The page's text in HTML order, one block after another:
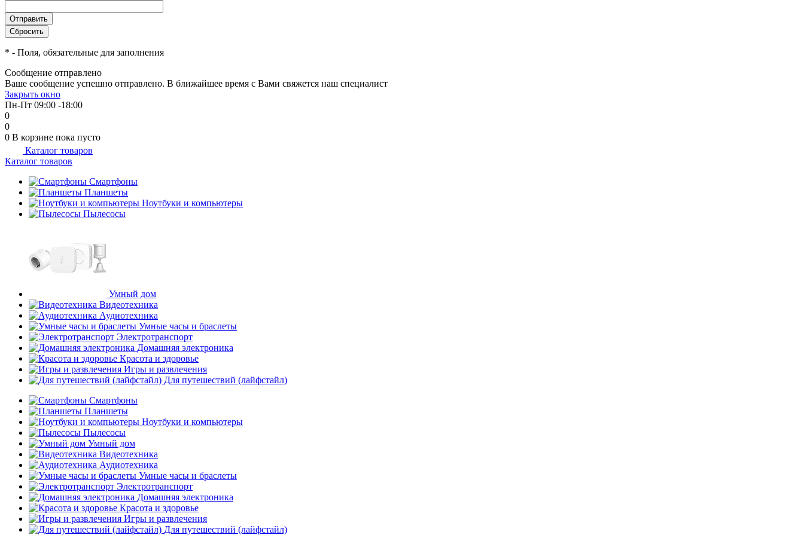
* - Поля, обязательные для заполнения
Сообщение отправлено
Ваше сообщение успешно отправлено. В ближайшее время с Вами свяжется наш специалист
Закрыть окно
Пн-Пт 09:00 -18:00
0
0
0 В корзине пока пусто
Каталог товаров
Каталог товаров
Смартфоны
Планшеты
Ноутбуки и компьютеры
Пылесосы
Умный дом
Видеотехника
Аудиотехника
Умные часы и браслеты
Электротранспорт
Домашняя электроника
Красота и здоровье
Игры и развлечения
Для путешествий (лайфстайл)
Смартфоны
Планшеты
Ноутбуки и компьютеры
Пылесосы
Умный дом
Видеотехника
Аудиотехника
Умные часы и браслеты
Электротранспорт
Домашняя электроника
Красота и здоровье
Игры и развлечения
Для путешествий (лайфстайл)
25% картой любого банка